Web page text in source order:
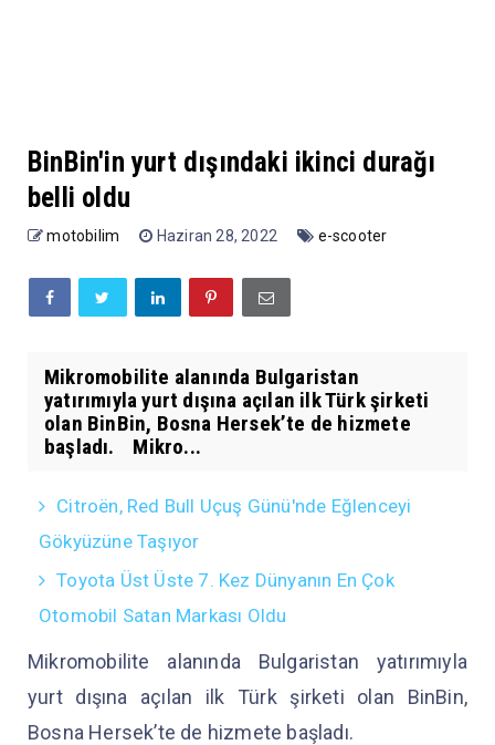
BinBin'in yurt dışındaki ikinci durağı
belli oldu
motobilim Haziran 28, 2022 e-scooter
Mikromobilite alanında Bulgaristan
yatırımıyla yurt dışına açılan ilk Türk şirketi
olan BinBin, Bosna Hersek’te de hizmete
başladı. Mikro...
Citroën, Red Bull Uçuş Günü'nde Eğlenceyi
Gökyüzüne Taşıyor
Toyota Üst Üste 7. Kez Dünyanın En Çok
Otomobil Satan Markası Oldu
Mikromobilite alanında Bulgaristan yatırımıyla
yurt dışına açılan ilk Türk şirketi olan BinBin,
Bosna Hersek’te de hizmete başladı.